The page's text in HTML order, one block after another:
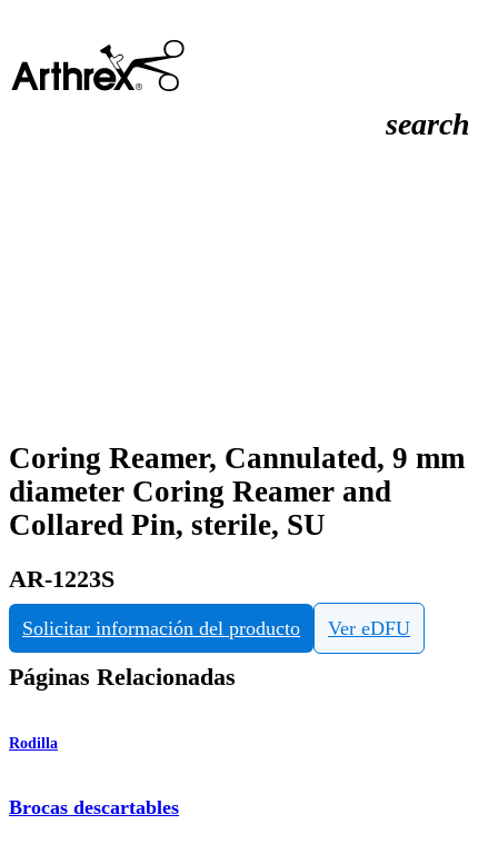
search
Coring Reamer, Cannulated, 9 mm
diameter Coring Reamer and
Collared Pin, sterile, SU
AR-1223S
Solicitar información del producto Ver eDFU
Páginas Relacionadas
Rodilla
Brocas descartables